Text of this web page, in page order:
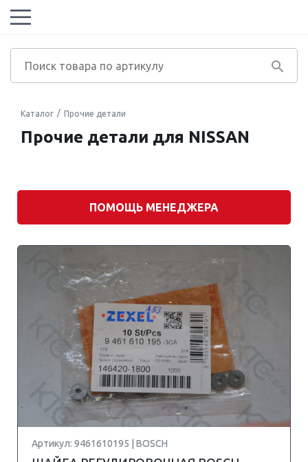
Каталог Прочие детали
Прочие детали для NISSAN
автомобиля
двигателя
ПОМОЩЬ МЕНЕДЖЕРА
Артикул: 9461610195 | BOSCH